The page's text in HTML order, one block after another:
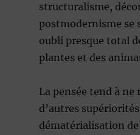
structuralisme,
postmodernisme se
oubli presque total
plantes et des
La pensée tend à ne
d’autres
dématérialisation de